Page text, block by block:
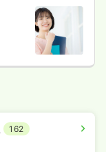
162